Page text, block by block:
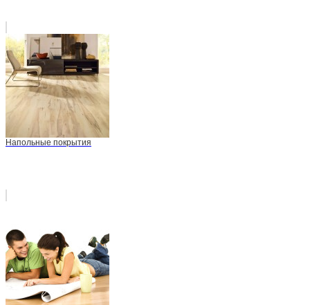
Напольные покрытия